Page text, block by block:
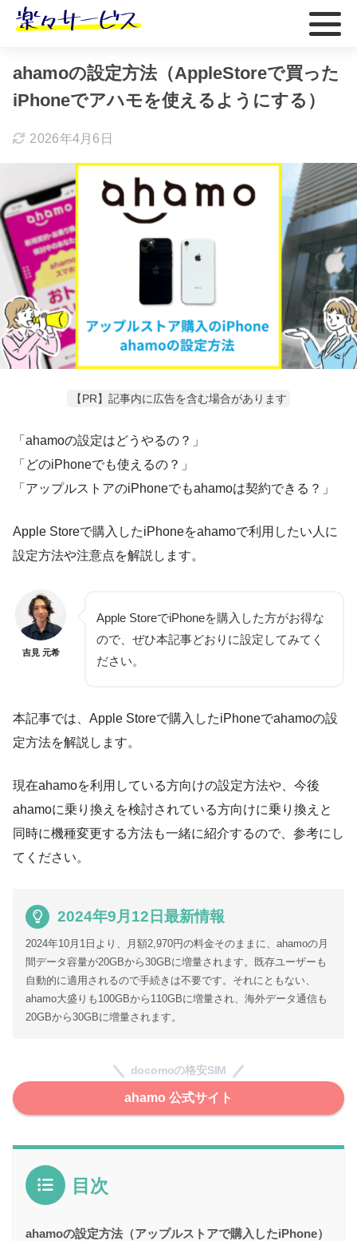
ホーム おすすめ
ahamoの設定方法（AppleStoreで買った
iPhoneでアハモを使えるようにする）
2026年4月6日
【PR】記事内に広告を含む場合があります
「ahamoの設定はどうやるの？」
「どのiPhoneでも使えるの？」
「アップルストアのiPhoneでもahamoは契約できる？」
Apple Storeで購入したiPhoneをahamoで利用したい人に
設定方法や注意点を解説します。
吉見 元希
Apple StoreでiPhoneを購入した方がお得な
ので、ぜひ本記事どおりに設定してみてく
ださい。
本記事では、Apple Storeで購入したiPhoneでahamoの設
定方法を解説します。
現在ahamoを利用している方向けの設定方法や、今後
ahamoに乗り換えを検討されている方向けに乗り換えと
同時に機種変更する方法も一緒に紹介するので、参考にし
てください。
2024年9月12日最新情報
2024年10月1日より、月額2,970円の料金そのままに、ahamoの月
間データ容量が20GBから30GBに増量されます。既存ユーザーも
自動的に適用されるので手続きは不要です。それにともない、
ahamo大盛りも100GBから110GBに増量され、海外データ通信も
20GBから30GBに増量されます。
docomoの格安SIM
ahamo 公式サイト
目次
ahamoの設定方法（アップルストアで購入したiPhone）